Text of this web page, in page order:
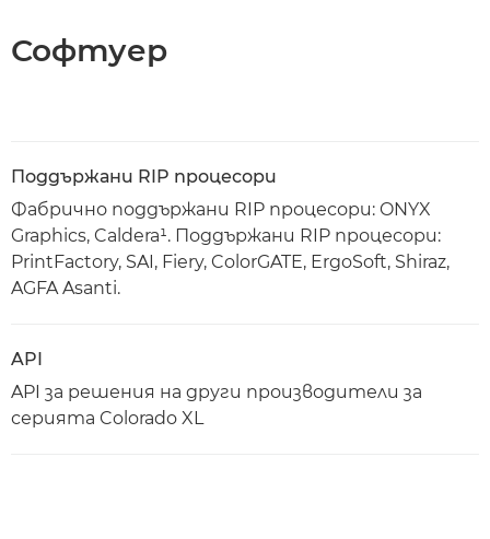
Софтуер
Поддържани RIP прoцесори
Фабрично поддържани RIP процесори: ONYX
Graphics, Caldera¹. Поддържани RIP процесори:
PrintFactory, SAI, Fiery, ColorGATE, ErgoSoft, Shiraz,
AGFA Asanti.
API
API за решения на други производители за
серията Colorado XL